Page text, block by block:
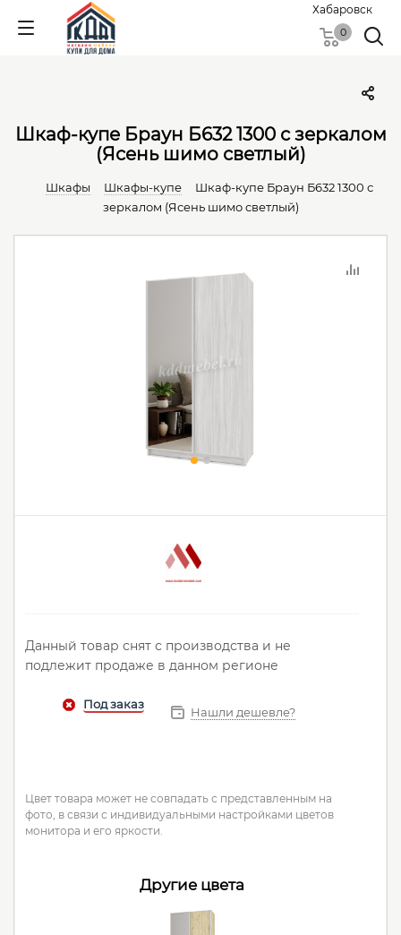
Хабаровск
0
Шкаф-купе Браун Б632 1300 с зеркалом
(Ясень шимо светлый)
Шкафы Шкафы-купе
Шкаф-купе Браун Б632 1300 с
зеркалом (Ясень шимо светлый)
Данный товар снят с производства и не
подлежит продаже в данном регионе
Нашли дешевле?
Цвет товара может не совпадать с представленным на
фото, в связи с индивидуальными настройками цветов
монитора и его яркости.
Другие цвета